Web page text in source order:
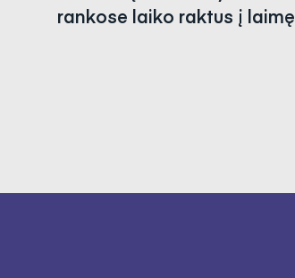
rankose laiko raktus į laimę